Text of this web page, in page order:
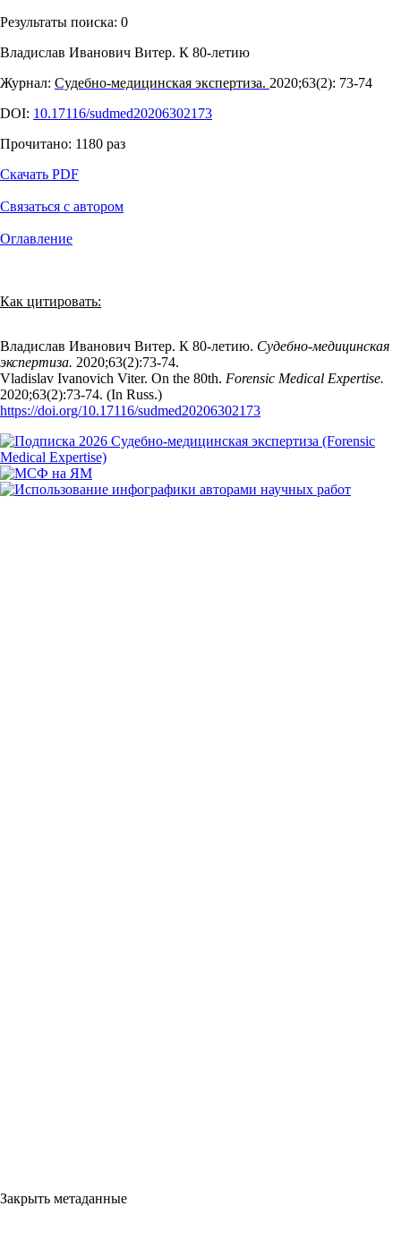
Результаты поиска: 0
Владислав Иванович Витер. К 80-летию
Журнал: Судебно-медицинская экспертиза. 2020;63(2): 73‑74
DOI: 10.17116/sudmed20206302173
Прочитано: 1180 раз
Скачать PDF
Связаться с автором
Оглавление
Как цитировать:
Владислав Иванович Витер. К 80-летию. Судебно-медицинская
экспертиза. 2020;63(2):73‑74.
Vladislav Ivanovich Viter. On the 80th. Forensic Medical Expertise.
2020;63(2):73‑74. (In Russ.)
https://doi.org/10.17116/sudmed20206302173
Закрыть метаданные